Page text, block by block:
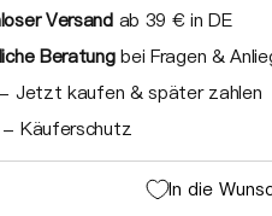
Versandab 39 € in DE
Beratungbei Fragen &
Jetzt kaufen & später zahlen
Käuferschutz
In die